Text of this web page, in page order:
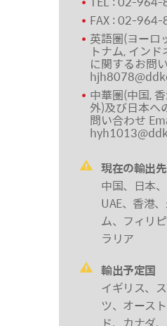
FAX : 02-
英語圏(ヨーロ
トナム, イン
に関するお問
中華圏(中国,
外)及び日本へ
問い合わせ
現在の輸出先
中国、日本、
UAE、香港
ム、フィリ
ラリア
輸出予定国
イギリス、
ツ、オース